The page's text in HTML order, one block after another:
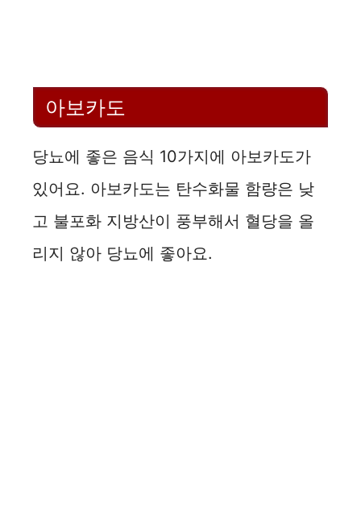
아보카도
당뇨에 좋은 음식 10가지에 아보카도가
있어요. 아보카도는 탄수화물 함량은 낮
고 불포화 지방산이 풍부해서 혈당을 올
리지 않아 당뇨에 좋아요.